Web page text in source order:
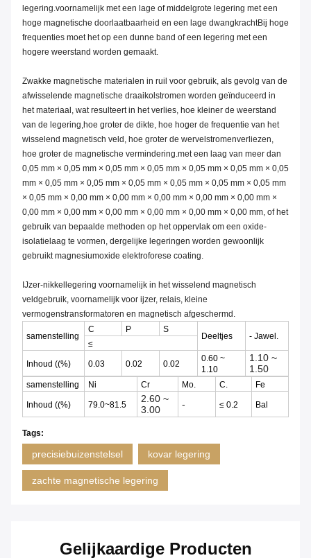
legering.voornamelijk met een lage of middelgrote legering met een
hoge magnetische doorlaatbaarheid en een lage dwangkrachtBij hoge
frequenties moet het op een dunne band of een legering met een
hogere weerstand worden gemaakt.
Zwakke magnetische materialen in ruil voor gebruik, als gevolg van de
afwisselende magnetische draaikolstromen worden geïnduceerd in
het materiaal, wat resulteert in het verlies, hoe kleiner de weerstand
van de legering,hoe groter de dikte, hoe hoger de frequentie van het
wisselend magnetisch veld, hoe groter de wervelstromenverliezen,
hoe groter de magnetische vermindering.met een laag van meer dan
0,05 mm × 0,05 mm × 0,05 mm × 0,05 mm × 0,05 mm × 0,05 mm × 0,05
mm × 0,05 mm × 0,05 mm × 0,05 mm × 0,05 mm × 0,05 mm × 0,05 mm
× 0,05 mm × 0,00 mm × 0,00 mm × 0,00 mm × 0,00 mm × 0,00 mm ×
0,00 mm × 0,00 mm × 0,00 mm × 0,00 mm × 0,00 mm × 0,00 mm, of het
gebruik van bepaalde methoden op het oppervlak om een oxide-
isolatielaag te vormen, dergelijke legeringen worden gewoonlijk
gebruikt magnesiumoxide elektroforese coating.
IJzer-nikkellegering voornamelijk in het wisselend magnetisch
veldgebruik, voornamelijk voor ijzer, relais, kleine
vermogenstransformatoren en magnetisch afgeschermd.
samenstelling
C P S
Deeltjes - Jawel.
≤
Inhoud ((%) 0.03 0.02 0.02
0.60 ~
1.10
1.10 ~
1.50
samenstelling Ni Cr Mo. C. Fe
Inhoud ((%) 79.0~81.5
2.60 ~
3.00
- ≤ 0.2 Bal
Tags:
precisiebuizenstelsel kovar legering
zachte magnetische legering
Gelijkaardige Producten